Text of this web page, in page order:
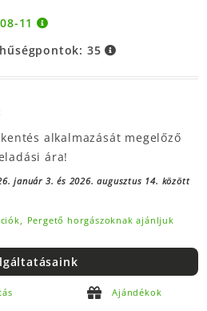
11
35
alkalmazását megelőző
ára!
január 3. és 2026. augusztus 14. között
Pergető horgászoknak ajánljuk
Ajándékok